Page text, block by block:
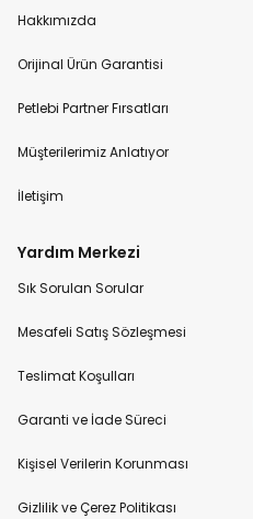
Hakkımızda
Orijinal Ürün Garantisi
Petlebi Partner Fırsatları
Müşterilerimiz Anlatıyor
İletişim
Yardım Merkezi
Sık Sorulan Sorular
Mesafeli Satış Sözleşmesi
Teslimat Koşulları
Garanti ve İade Süreci
Kişisel Verilerin Korunması
Gizlilik ve Çerez Politikası